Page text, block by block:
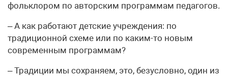
фольклором по авторским программам педагогов.
– А как работают детские учреждения: по
традиционной схеме или по каким-то новым
современным программам?
– Традиции мы сохраняем, это, безусловно, один из